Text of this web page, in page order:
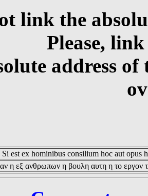
link the
Please,
address
Si est ex hominibus consilium hoc aut opus
η εξ ανθρωπων η βουλη αυτη η το εργον